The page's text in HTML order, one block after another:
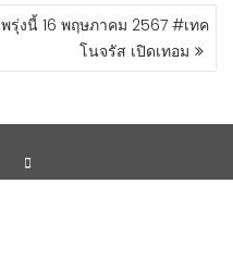
พรุ่งนี้ 16 พฤษภาคม 2567 #เทค
โนจรัส เปิดเทอม